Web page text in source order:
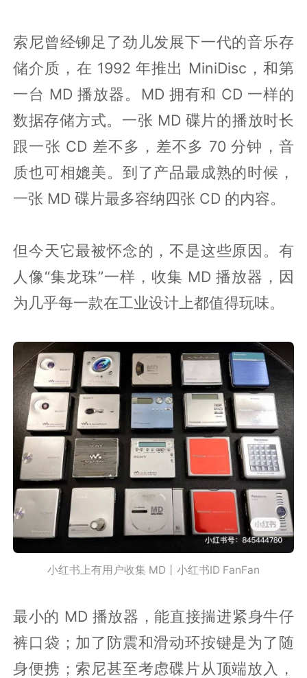
索尼曾经铆足了劲儿发展下一代的音乐存
储介质，在 1992 年推出 MiniDisc，和第
一台 MD 播放器。MD 拥有和 CD 一样的
数据存储方式。一张 MD 碟片的播放时长
跟一张 CD 差不多，差不多 70 分钟，音
质也可相媲美。到了产品最成熟的时候，
一张 MD 碟片最多容纳四张 CD 的内容。
但今天它最被怀念的，不是这些原因。有
人像“集龙珠”一样，收集 MD 播放器，因
为几乎每一款在工业设计上都值得玩味。
小红书上有用户收集 MD丨小红书ID FanFan
最小的 MD 播放器，能直接揣进紧身牛仔
裤口袋；加了防震和滑动环按键是为了随
身便携；索尼甚至考虑碟片从顶端放入，